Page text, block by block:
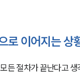
로 이어지는 상
든 절차가 끝난다고